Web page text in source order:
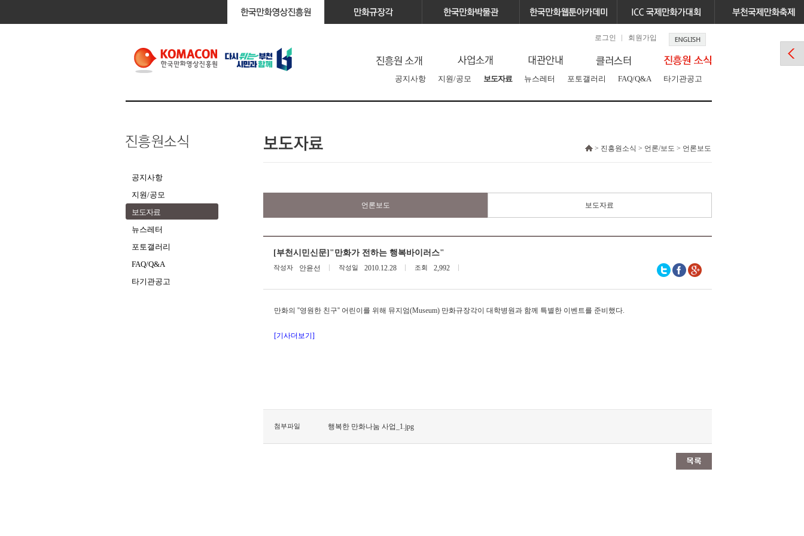
로그인 회원가입
공지사항 지원/공모 보도자료 뉴스레터 포토갤러리 FAQ/Q&A 타기관공고
공지사항
지원/공모
보도자료
뉴스레터
포토갤러리
FAQ/Q&A
타기관공고
> 진흥원소식 > 언론/보도 > 언론보도
언론보도 보도자료
[부천시민신문]"만화가 전하는 행복바이러스"
작성자 안윤선 작성일 2010.12.28 조회 2,992
만화의 ''영원한 친구'' 어린이를 위해 뮤지엄(Museum) 만화규장각이 대학병원과 함께 특별한 이벤트를 준비했다.
[기사더보기]
첨부파일 행복한 만화나눔 사업_1.jpg